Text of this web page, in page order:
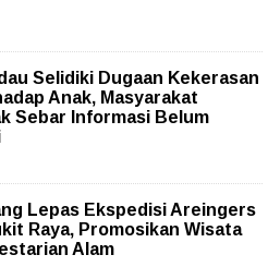
Selidiki Dugaan Kekerasan
Anak, Masyarakat
Sebar Informasi Belum
Lepas Ekspedisi Areingers
Raya, Promosikan Wisata
Alam